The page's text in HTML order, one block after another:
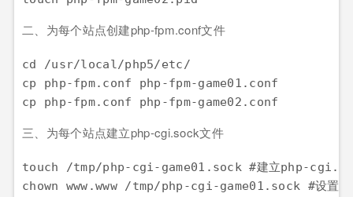
二、为每个站点创建php-fpm.conf文件
cd /usr/local/php5/etc/
cp php-fpm.conf php-fpm-game01.conf
三、为每个站点建立php-cgi.sock文件
touch /tmp/php-cgi-game01.sock #建立php-
chown www.www /tmp/php-cgi-game01.sock #设置文